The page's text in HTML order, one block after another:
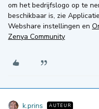
om het bedrijfslogo op te
beschikbaar is, zie
Webshare instellingen en
Zenya Community
k.prins AUTEUR